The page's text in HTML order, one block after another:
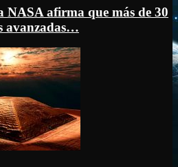
NASA afirma que más de 30
avanzadas…